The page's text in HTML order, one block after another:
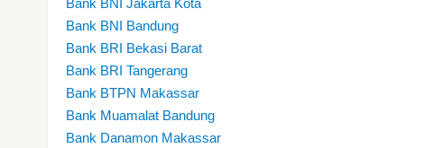
Bank BNI Bandung
Bank BRI Bekasi Barat
Bank BRI Tangerang
Bank BTPN Makassar
Bank Muamalat Bandung
Bank Danamon Makassar